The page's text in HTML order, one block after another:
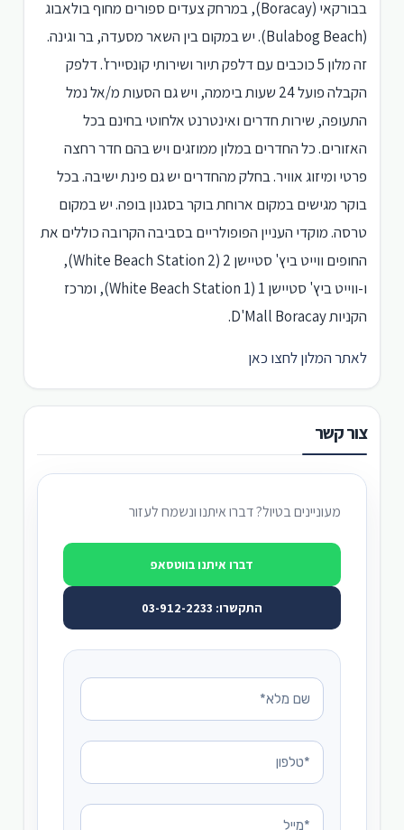
בבורקאי (Boracay), במרחק צעדים ספורים מחוף בולאבוג
(Bulabog Beach). יש במקום בין השאר מסעדה, בר וגינה.
זה מלון 5 כוכבים עם דלפק תיור ושירותי קונסיירז'. דלפק
הקבלה פועל 24 שעות ביממה, ויש גם הסעות מ/אל נמל
התעופה, שירות חדרים ואינטרנט אלחוטי בחינם בכל
האזורים. כל החדרים במלון ממוזגים ויש בהם חדר רחצה
פרטי ומיזוג אוויר. בחלק מהחדרים יש גם פינת ישיבה. בכל
בוקר מגישים במקום ארוחת בוקר בסגנון בופה. יש במקום
טרסה. מוקדי העניין הפופולריים בסביבה הקרובה כוללים את
החופים ווייט ביץ' סטיישן 2 (White Beach Station 2),
ו-ווייט ביץ' סטיישן 1 (White Beach Station 1), ומרכז
הקניות D'Mall Boracay.
לאתר המלון לחצו כאן
צור קשר
מעוניינים בטיול? דברו איתנו ונשמח לעזור
דברו איתנו בווטסאפ
התקשרו: 03-912-2233